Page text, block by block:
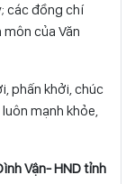
các đồng chí
của Văn
phấn khởi, chúc
mạnh khỏe,
Vận- HND tỉnh